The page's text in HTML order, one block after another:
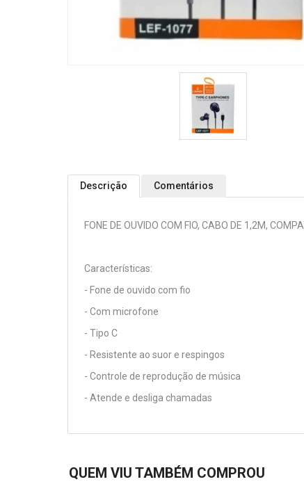
Descrição Comentários
FONE DE OUVIDO COM FIO, CABO DE 1,2M,
Características:
- Fone de ouvido com fio
- Com microfone
- Tipo C
- Resistente ao suor e respingos
- Controle de reprodução de música
- Atende e desliga chamadas
QUEM VIU TAMBÉM COMPROU